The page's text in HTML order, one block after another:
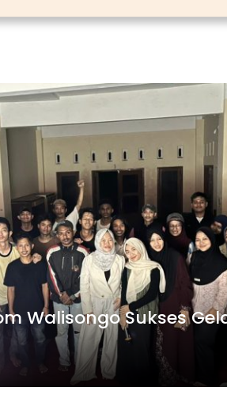
Walisongo Sukses